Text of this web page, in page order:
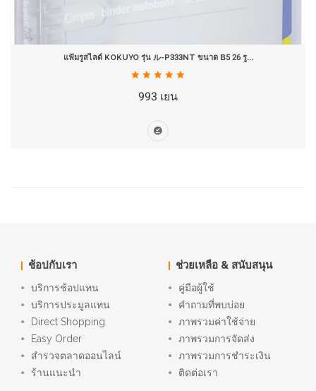
แฟ้มรูสไลด์ KOKUYO รุ่น ル-P333NT ขนาด B5 26 รู...
993 เยน
ช้อปกับเรา
บริการช้อปแทน
บริการประมูลแทน
Direct Shopping
Easy Order
สำรวจตลาดออนไลน์
ร้านแนะนำ
ช่วยเหลือ & สนับสนุน
คู่มือผู้ใช้
คำถามที่พบบ่อย
ภาพรวมค่าใช้จ่าย
ภาพรวมการจัดส่ง
ภาพรวมการชำระเงิน
ติดต่อเรา